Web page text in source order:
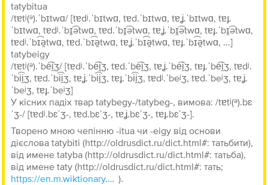
tatybitua
/tɐtʲ(ᵊ).ˈbɪtwɑ/ [tɐdʲ.ˈbɪtwɑ, tɐd.ˈbɪtwɑ, tɐʝ.ˈbɪtwɑ, tɐɟ.
ˈbɪtwɑ, tɐdʲ.ˈbɪ̯͡ətwɑ, tɐd.ˈbɪ̯͡ətwɑ, tɐʝ.ˈbɪ̯͡ətwɑ, tɐɟ.ˈbɪ̯͡ətwɑ,
tɐdʲ.ˈbɪ͡ə̯twɑ, tɐd.ˈbɪ͡ə̯twɑ, tɐʝ.ˈbɪ͡ə̯twɑ, tɐɟ.ˈbɪ͡ə̯twɑ, ...]
tatybeigy
/tɐtʲ(ᵊ).ˈbe͡i̯ʒ/ [tɐdʲ.ˈbe͡i̯ʒ, tɐd.ˈbe͡i̯ʒ, tɐʝ.ˈbe͡i̯ʒ, tɐɟ.ˈbe͡i̯ʒ, tɐdʲ.
ˈbi͡i̯ʒ, tɐd.ˈbi͡i̯ʒ, tɐʝ.ˈbi͡i̯ʒ, tɐɟ.ˈbi͡i̯ʒ, tɐdʲ.ˈbeʲʒ, tɐd.ˈbeʲʒ, tɐʝ.
ˈbeʲʒ, tɐɟ.ˈbeʲʒ]
У кісних падіх твар tatybegy-/tatybeg-, вимова: /tɐtʲ(ᵊ).bɛ
ˈʒ-/ [tɐdʲ.bɛˈʒ-, tɐd.bɛˈʒ-, tɐʝ.bɛˈʒ-, tɐɟ.bɛˈʒ-].
Творено мною чепінню -itua чи -eigy від основи
дієслова tatybiti (http://oldrusdict.ru/dict.html#: татьбити),
від имене tatyba (http://oldrusdict.ru/dict.html#: татьба),
від имене taty (http://oldrusdict.ru/dict.html#: тать;
https://en.m.wiktionary.org/wiki/Reconstruction:Proto-Slavic/tatь ).